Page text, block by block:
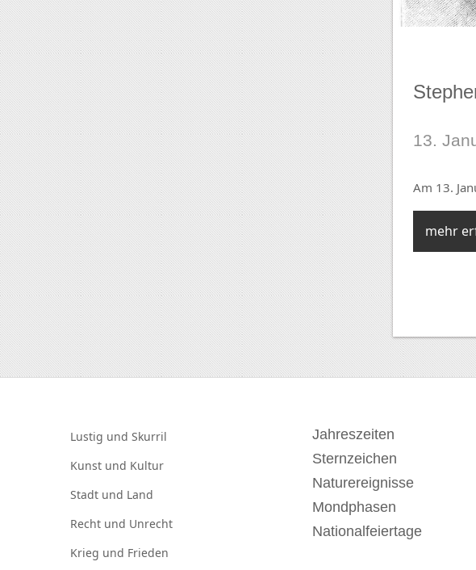
13.
Am 13.
mehr
Lustig und Skurril
Kunst und Kultur
Stadt und Land
Recht und Unrecht
Krieg und Frieden
Jahreszeiten
Sternzeichen
Naturereignisse
Mondphasen
Nationalfeiertage